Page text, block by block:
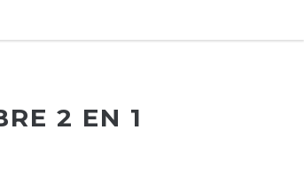
2 EN 1